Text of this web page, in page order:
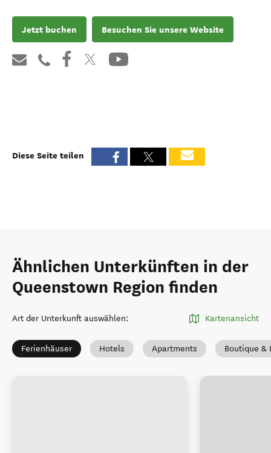
Jetzt buchen Besuchen Sie unsere Website
Diese Seite teilen
Ähnlichen Unterkünften in der
Queenstown Region finden
Art der Unterkunft auswählen: Kartenansicht
Ferienhäuser Hotels Apartments Boutique &